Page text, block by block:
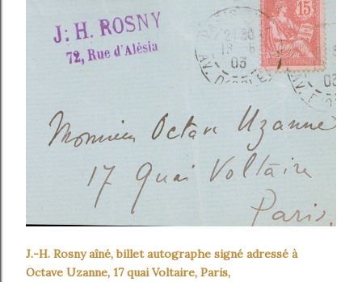
J.-H. Rosny aîné, billet autographe signé adressé à
Octave Uzanne, 17 quai Voltaire, Paris,